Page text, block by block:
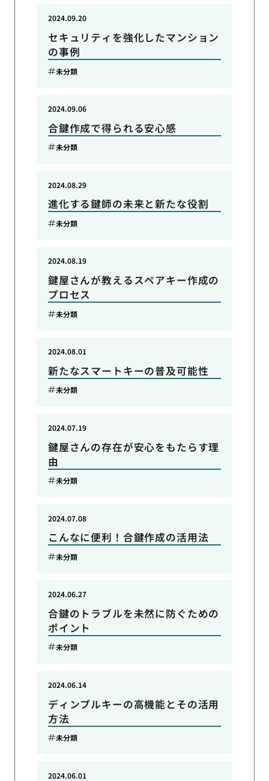
セキュリティを強化したマンション
の事例
2024.09.20
未分類
合鍵作成で得られる安心感
2024.09.06
未分類
進化する鍵師の未来と新たな役割
2024.08.29
未分類
鍵屋さんが教えるスペアキー作成の
プロセス
2024.08.19
未分類
新たなスマートキーの普及可能性
2024.08.01
未分類
鍵屋さんの存在が安心をもたらす理
由
2024.07.19
未分類
こんなに便利！合鍵作成の活用法
2024.07.08
未分類
合鍵のトラブルを未然に防ぐための
ポイント
2024.06.27
未分類
ディンプルキーの高機能とその活用
方法
2024.06.14
未分類
2024.06.01